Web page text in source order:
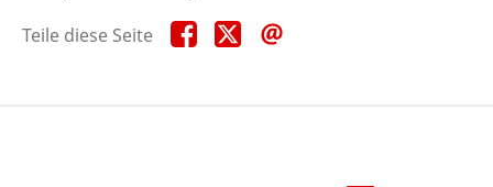
Teile diese Seite
Teile
diese
Teile
diese